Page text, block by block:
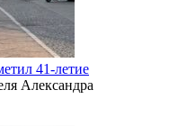
41-летие
Александра